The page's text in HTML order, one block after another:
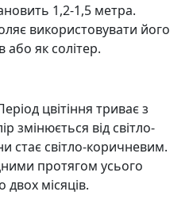
1,2-1,5 метра.
використовувати його
як солітер.
цвітіння триває з
змінюється від світло-
стає світло-коричневим.
протягом усього
двох місяців.